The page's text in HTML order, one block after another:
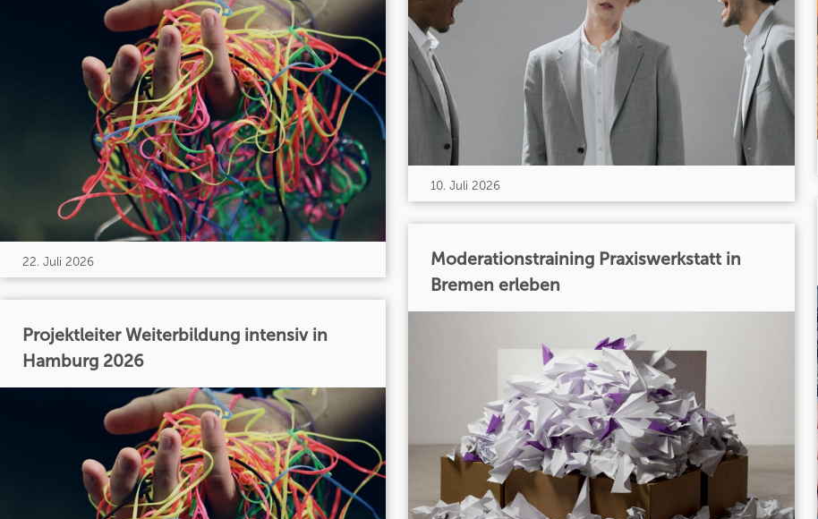
22. Juli 2026
Projektleiter Weiterbildung intensiv in
Hamburg 2026
10. Juli 2026
Moderationstraining Praxiswerkstatt in
Bremen erleben